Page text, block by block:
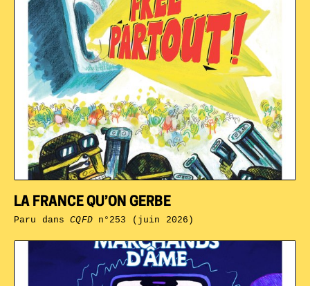
LA FRANCE QU’ON GERBE
Paru dansCQFDn°253 (juin 2026)